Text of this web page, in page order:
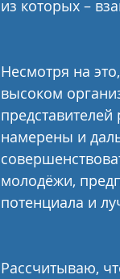
из которых –
Несмотря на
высоком
намерены и
молодёжи,
потенциала и
Рассчитываю,